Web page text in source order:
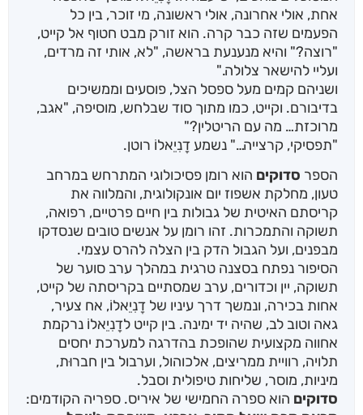
אחת, אולי אחרונה, אולי ראשונה, מי זוכר, בין כל
הפעמים שזה כבר קרה. הוא זורק מבט חטוף אל קייט,
"רוצה?" והיא מנענעת בראשה, "לא, אותי זה מרדים,
ועליי להישאר צלולה."
ושניהם קמים מעל ספסל הצל, פוסעים וממשיכים
בדיבורם. וקייט, כמו מתוך סוד שבלחש, מוסיפה, "אגב,
מרוכזת… מה עם הריטלין?"
"תפסיקי, קרצייה…" נשמע דָנִיֵאלוֹ רוטן.
הספר סדוקים הוא רומן פסיכולוגי המתרחש במרחב
טעון, מחלקת אשפוז יום אונקולוגית, והמלווה את
קריסתם האיטית של גבולות בין חיים פרטיים, רפואה,
תשוקה והתמכרות. זהו רומן על אנשים טובים שנסדקו
מבפנים, ועל הגבול הדק בין הצלה להרס עצמי.
הסיפור נפתח בסצנה טרגית במהלך ערב סוער של
תשוקה, יין וכדורים, ערב שמסתיים בקריסתה של קייט,
אחות בכירה, ונמשך דרך עיניו של דָנִיֵאלוֹ, אח צעיר,
גאה וטוב לב, שהיה יד ימינה. בין קייט לדָנִיֵאלוֹ נרקמת
אחווה מקצועית שהופכת בהדרגה למערכת יחסים
תלויה, רוויית ממריצים, אלכוהול, וערבול בין חברוּת,
מיניות, מוסר, שליחות טיפולית וסבל.
סדוקים הוא ספרה החמישי של איריס. ספריה הקודמים: